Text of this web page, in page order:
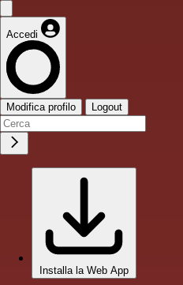
Accedi
Modifica profilo Logout
Installa la Web App